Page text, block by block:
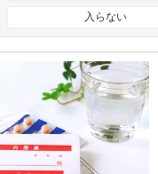
入らない